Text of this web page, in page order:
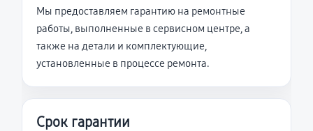
Мы предоставляем гарантию на ремонтные
работы, выполненные в сервисном центре, а
также на детали и комплектующие,
установленные в процессе ремонта.
Срок гарантии